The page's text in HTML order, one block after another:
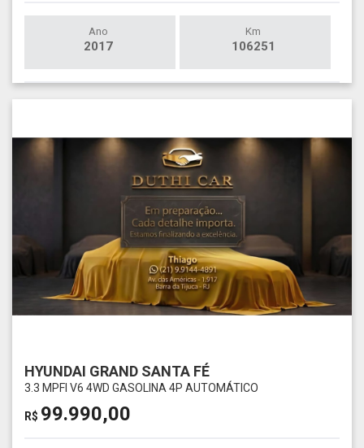
Ano
2017
Km
106251
HYUNDAI GRAND SANTA FÉ
3.3 MPFI V6 4WD GASOLINA 4P AUTOMÁTICO
R$ 99.990,00